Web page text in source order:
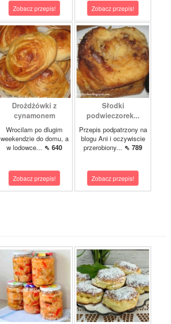
Zobacz przepis! Zobacz przepis!
Drożdżówki z
cynamonem
Wrocilam po dlugim
weekendzie do domu, a
w lodowce... ⇖ 640
Zobacz przepis!
Słodki
podwieczorek...
Przepis podpatrzony na
blogu Ani i oczywiscie
przerobiony... ⇖ 789
Zobacz przepis!